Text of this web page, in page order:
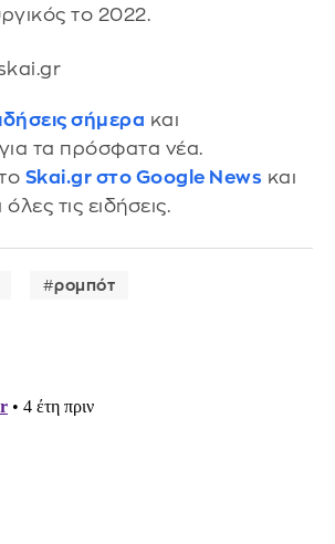
το 2022.
σήμερα και
τα πρόσφατα νέα.
Skai.gr στο Google News και
τις ειδήσεις.
ρομπότ